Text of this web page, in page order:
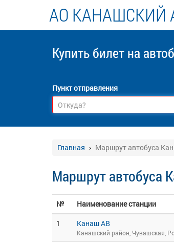
АО КАНАШСКИЙ
Купить билет на
Пункт отправления
Главная Маршрут автобуса
Маршрут автобуса
№ Наименование станции
1
Канаш АВ
Канашский район, Чувашская,